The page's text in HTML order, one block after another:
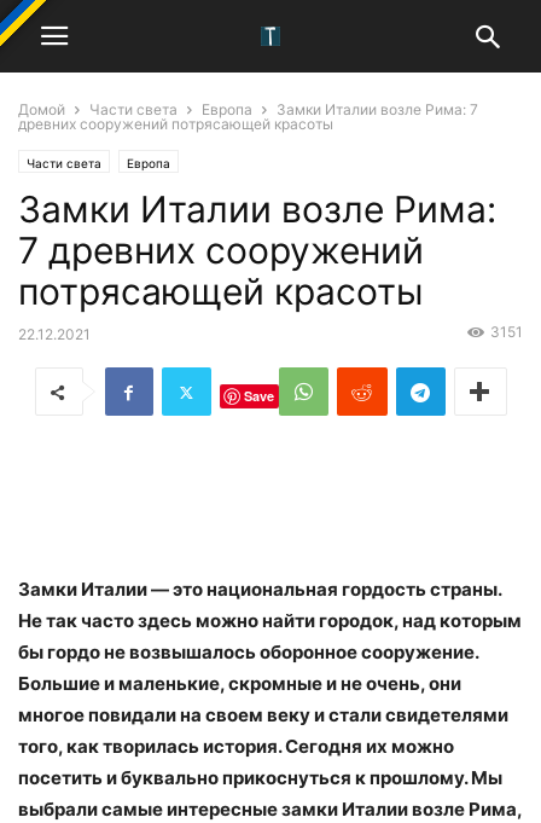
Домой Части света Европа
Замки Италии возле Рима: 7
древних сооружений потрясающей красоты
Части света Европа
Замки Италии возле Рима:
7 древних сооружений
потрясающей красоты
22.12.2021 3151
Save
Замки Италии — это национальная гордость страны.
Не так часто здесь можно найти городок, над которым
бы гордо не возвышалось оборонное сооружение.
Большие и маленькие, скромные и не очень, они
многое повидали на своем веку и стали свидетелями
того, как творилась история. Сегодня их можно
посетить и буквально прикоснуться к прошлому. Мы
выбрали самые интересные замки Италии возле Рима,